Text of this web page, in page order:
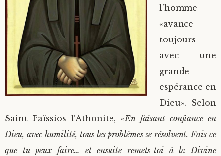
l’homme
«avance
toujours
avec une
grande
espérance en
Dieu». Selon
Saint Païssios l’Athonite, «En faisant confiance en
Dieu, avec humilité, tous les problèmes se résolvent. Fais ce
que tu peux faire… et ensuite remets-toi à la Divine